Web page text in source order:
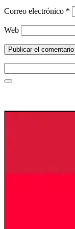
Correo electrónico *
Web